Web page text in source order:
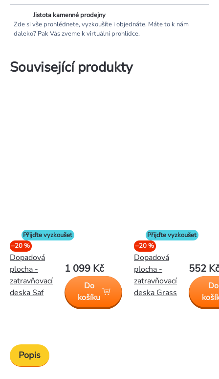
Jistota kamenné prodejny
Zde si vše prohlédnete, vyzkoušíte i objednáte. Máte to k nám
daleko? Pak Vás zveme k virtuální prohlídce.
Související produkty
Přijďte vyzkoušet
–20 %
Dopadová
plocha -
zatravňovací
deska Saf
1 099 Kč
Do
košíku
Přijďte vyzkoušet
–20 %
Dopadová
plocha -
zatravňovací
deska Grass
552 Kč
Do
Popis